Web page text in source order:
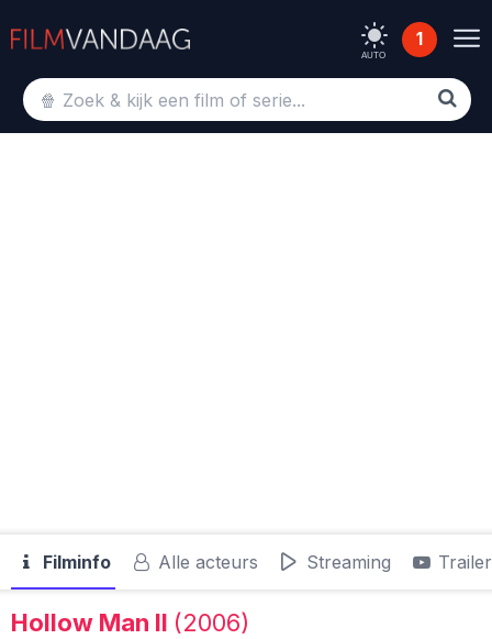
AUTO
1
Filminfo Alle acteurs Streaming Trailer
Hollow Man II (2006)